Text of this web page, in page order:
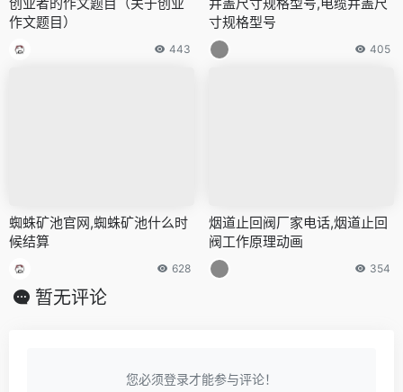
作文题目）
443
寸规格型号
405
蜘蛛矿池官网,蜘蛛矿池什么时
候结算
628
烟道止回阀厂家电话,烟道止回
阀工作原理动画
354
暂无评论
您必须登录才能参与评论！